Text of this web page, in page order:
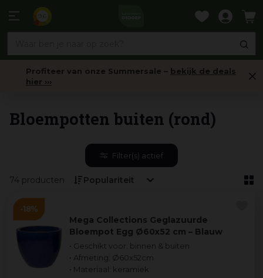
naar
Profiteer van onze Summersale – bekijk de deals
hier ›››
Bloempotten buiten (rond)
Filter(s) actief
74 producten
Mega Collections Geglazuurde
Bloempot Egg Ø60x52 cm – Blauw
• Geschikt voor: binnen & buiten
• Afmeting: Ø60x52cm
• Materiaal: keramiek